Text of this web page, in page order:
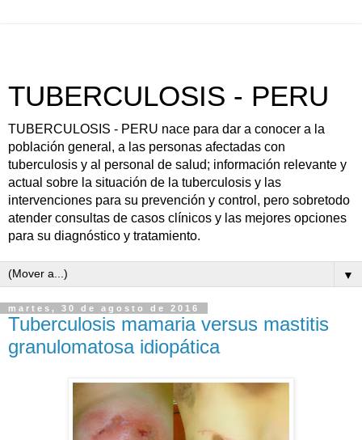
TUBERCULOSIS - PERU
TUBERCULOSIS - PERU nace para dar a conocer a la
población general, a las personas afectadas con
tuberculosis y al personal de salud; información relevante y
actual sobre la situación de la tuberculosis y las
intervenciones para su prevención y control, pero sobretodo
atender consultas de casos clínicos y las mejores opciones
para su diagnóstico y tratamiento.
▼
martes, 30 de agosto de 2016
Tuberculosis mamaria versus mastitis
granulomatosa idiopática